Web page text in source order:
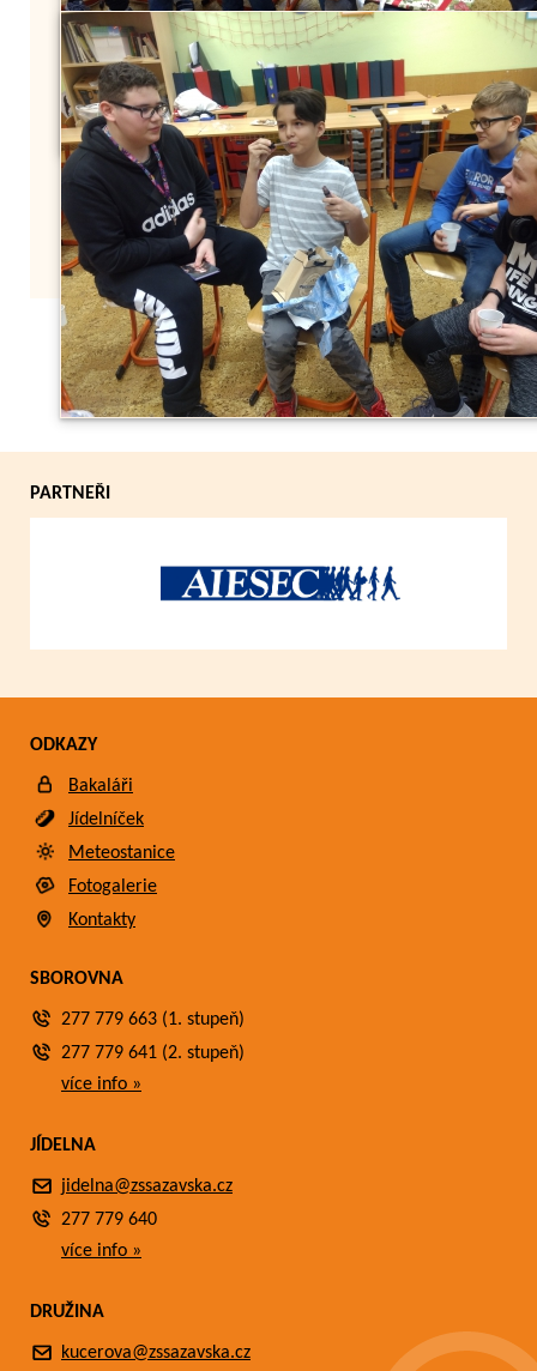
Zpět
PARTNEŘI
ODKAZY
Bakaláři
Jídelníček
Meteostanice
Fotogalerie
Kontakty
SBOROVNA
277 779 663 (1. stupeň)
277 779 641 (2. stupeň)
více info »
JÍDELNA
jidelna@zssazavska.cz
277 779 640
více info »
DRUŽINA
kucerova@zssazavska.cz